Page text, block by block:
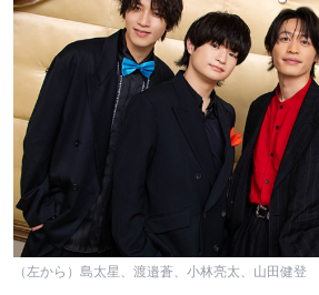
（左から）島太星、渡邉蒼、小林亮太、山田健登